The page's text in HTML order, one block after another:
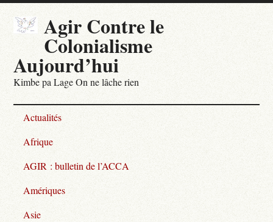
Agir Contre le
Colonialisme
Aujourd’hui
Kimbe pa Lage On ne lâche rien
Actualités
Afrique
AGIR : bulletin de l’ACCA
Amériques
Asie